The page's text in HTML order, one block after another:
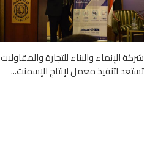
شركة الإنماء والبناء للتجارة والمقاولات
تستعد لتنفيذ معمل لإنتاج الإسمنت...